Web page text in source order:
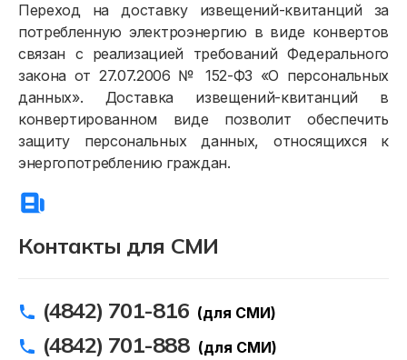
Контакты для СМИ
(4842) 701-816 (для СМИ)
(4842) 701-888 (для СМИ)
Переход на доставку извещений-квитанций за
потребленную электроэнергию в виде конвертов
связан с реализацией требований Федерального
закона от 27.07.2006 № 152-ФЗ «О персональных
данных». Доставка извещений-квитанций в
конвертированном виде позволит обеспечить
защиту персональных данных, относящихся к
энергопотреблению граждан.
Физическим лицам
Договор энергоснабжения
Расчёты и оплата
Приборы учёта и показания
Должникам
Онлайн-сервисы
Полезное